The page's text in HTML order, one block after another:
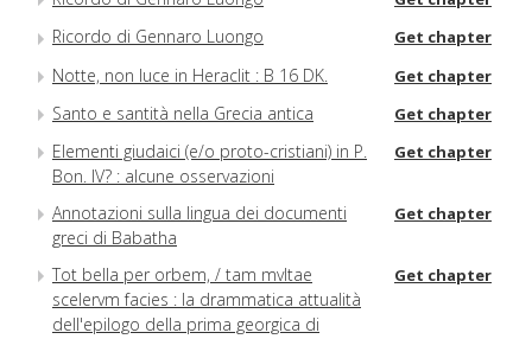
Ricordo di Gennaro Luongo Get chapter
Notte, non luce in Heraclit : B 16 DK. Get chapter
Santo e santità nella Grecia antica Get chapter
Elementi giudaici (e/o proto-cristiani) in P.
Bon. IV? : alcune osservazioni
Get chapter
Annotazioni sulla lingua dei documenti
greci di Babatha
Get chapter
Tot bella per orbem, / tam mvltae
scelervm facies : la drammatica attualità
dell'epilogo della prima georgica di
Get chapter